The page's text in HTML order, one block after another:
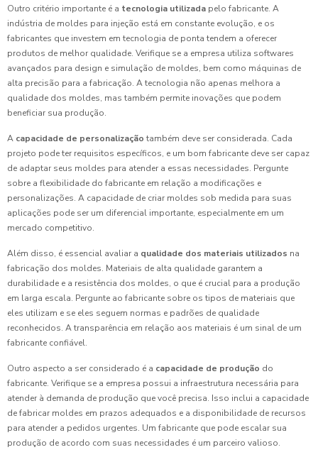
Outro critério importante é a tecnologia utilizada pelo fabricante. A
indústria de moldes para injeção está em constante evolução, e os
fabricantes que investem em tecnologia de ponta tendem a oferecer
produtos de melhor qualidade. Verifique se a empresa utiliza softwares
avançados para design e simulação de moldes, bem como máquinas de
alta precisão para a fabricação. A tecnologia não apenas melhora a
qualidade dos moldes, mas também permite inovações que podem
beneficiar sua produção.
A capacidade de personalização também deve ser considerada. Cada
projeto pode ter requisitos específicos, e um bom fabricante deve ser capaz
de adaptar seus moldes para atender a essas necessidades. Pergunte
sobre a flexibilidade do fabricante em relação a modificações e
personalizações. A capacidade de criar moldes sob medida para suas
aplicações pode ser um diferencial importante, especialmente em um
mercado competitivo.
Além disso, é essencial avaliar a qualidade dos materiais utilizados na
fabricação dos moldes. Materiais de alta qualidade garantem a
durabilidade e a resistência dos moldes, o que é crucial para a produção
em larga escala. Pergunte ao fabricante sobre os tipos de materiais que
eles utilizam e se eles seguem normas e padrões de qualidade
reconhecidos. A transparência em relação aos materiais é um sinal de um
fabricante confiável.
Outro aspecto a ser considerado é a capacidade de produção do
fabricante. Verifique se a empresa possui a infraestrutura necessária para
atender à demanda de produção que você precisa. Isso inclui a capacidade
de fabricar moldes em prazos adequados e a disponibilidade de recursos
para atender a pedidos urgentes. Um fabricante que pode escalar sua
produção de acordo com suas necessidades é um parceiro valioso.